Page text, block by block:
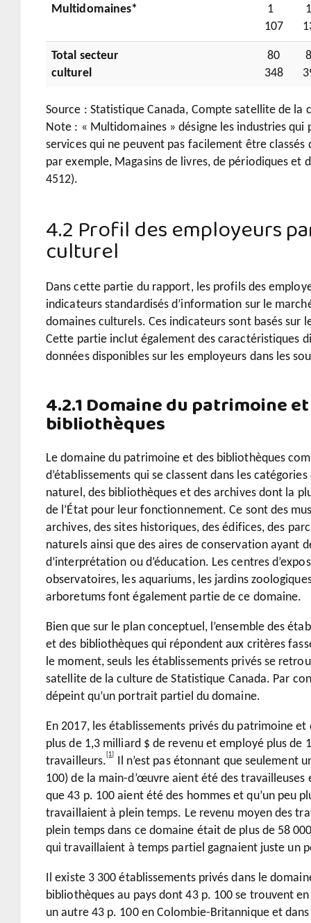
Multidomaines*
1
107
Total secteur
culturel
80
348
Source : Statistique Canada, Compte satellite de la
Note : « Multidomaines » désigne les industries qui
services qui ne peuvent pas facilement être classés
par exemple, Magasins de livres, de périodiques et
4512).
4.2 Profil des employeurs
culturel
Dans cette partie du rapport, les profils des
indicateurs standardisés d’information sur le
domaines culturels. Ces indicateurs sont basés sur
Cette partie inclut également des caractéristiques
données disponibles sur les employeurs dans les
4.2.1 Domaine du patrimoine
bibliothèques
Le domaine du patrimoine et des bibliothèques
d’établissements qui se classent dans les
naturel, des bibliothèques et des archives dont la
de l’État pour leur fonctionnement. Ce sont des
archives, des sites historiques, des édifices, des
naturels ainsi que des aires de conservation ayant
d’interprétation ou d’éducation. Les centres
observatoires, les aquariums, les jardins
arboretums font également partie de ce domaine.
Bien que sur le plan conceptuel, l’ensemble des
et des bibliothèques qui répondent aux critères
le moment, seuls les établissements privés se
satellite de la culture de Statistique Canada. Par
dépeint qu’un portrait partiel du domaine.
En 2017, les établissements privés du patrimoine
plus de 1,3 milliard $ de revenu et employé plus de
travailleurs.
[1]
Il n’est pas étonnant que seulement
100) de la main-d’œuvre aient été des
que 43 p. 100 aient été des hommes et qu’un peu
travaillaient à plein temps. Le revenu moyen des
plein temps dans ce domaine était de plus de 58
qui travaillaient à temps partiel gagnaient juste un
Il existe 3 300 établissements privés dans le
bibliothèques au pays dont 43 p. 100 se trouvent
un autre 43 p. 100 en Colombie-Britannique et